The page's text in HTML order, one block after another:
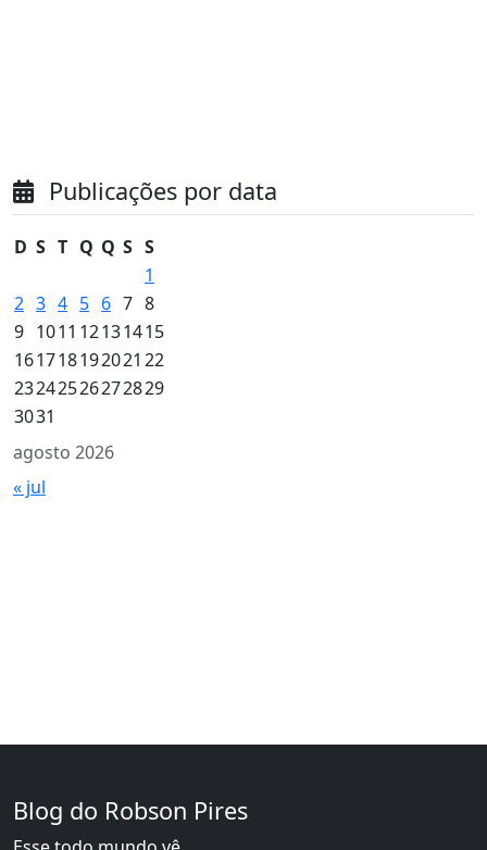
Publicações por data
agosto 2026
D S T Q Q S S
1
2 3 4 5 6 7 8
9 1011 12131415
161718192021 22
23242526272829
3031
« jul
Blog do Robson Pires